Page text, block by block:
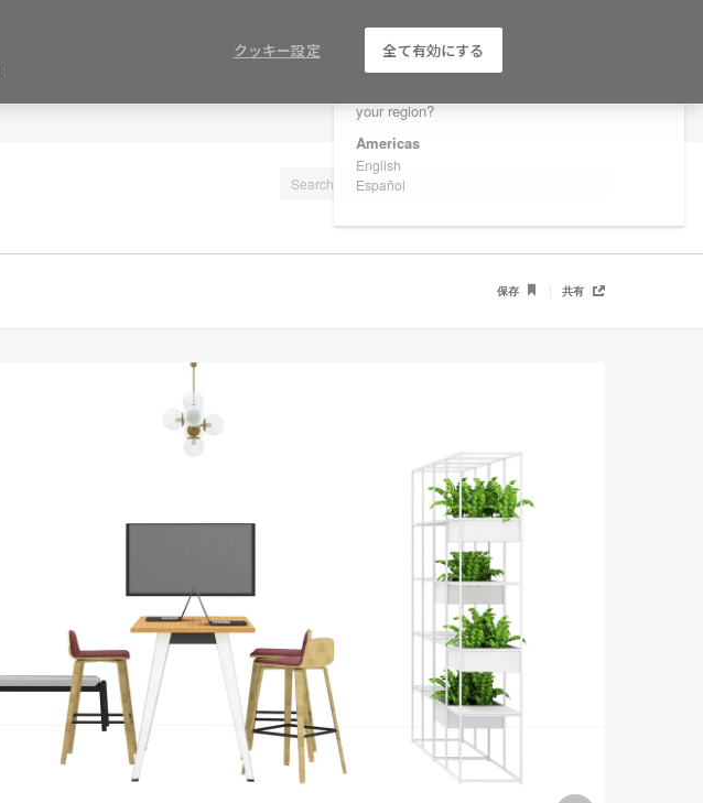
Are you in United States?
your region?
Americas
English
Español
保存 共有
クッキー設定 全て有効にする